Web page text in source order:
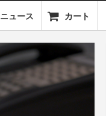
ニュース カート